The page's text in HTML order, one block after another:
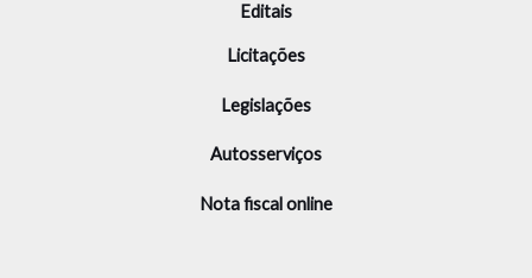
Editais
Licitações
Legislações
Autosserviços
Nota fiscal online